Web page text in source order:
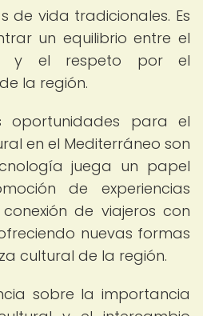
de vida tradicionales. Es
un equilibrio entre el
y el respeto por el
la región.
para el
en el Mediterráneo son
juega un papel
de experiencias
de viajeros con
nuevas formas
cultural de la región.
sobre la importancia